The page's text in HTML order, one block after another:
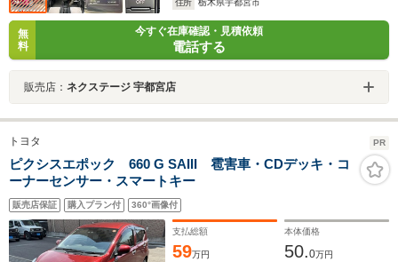
住所
栃木県宇都宮市
無
料
今すぐ在庫確認・見積依頼
電話する
販売店： ネクステージ 宇都宮店
トヨタ PR
ピクシスエポック 660 G SAIII 雹害車・CDデッキ・コ
ーナーセンサー・スマートキー
販売店保証 購入プラン付 360°画像付
支払総額
59万円
本体価格
50.0万円